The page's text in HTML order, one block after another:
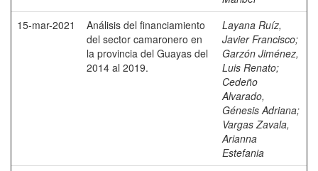
15-mar-2021
Análisis del financiamiento
del sector camaronero en
la provincia del Guayas del
2014 al 2019.
Layana Ruíz,
Javier Francisco;
Garzón Jiménez,
Luis Renato;
Cedeño
Alvarado,
Génesis Adriana;
Vargas Zavala,
Arianna
Estefania